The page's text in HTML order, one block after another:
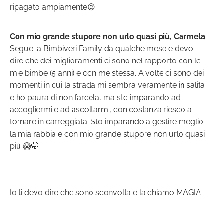
ripagato ampiamente😉
Con mio grande stupore non urlo quasi più, Carmela
Segue la Bimbiveri Family da qualche mese e devo
dire che dei miglioramenti ci sono nel rapporto con le
mie bimbe (5 anni) e con me stessa. A volte ci sono dei
momenti in cui la strada mi sembra veramente in salita
e ho paura di non farcela, ma sto imparando ad
accogliermi e ad ascoltarmi, con costanza riesco a
tornare in carreggiata. Sto imparando a gestire meglio
la mia rabbia e con mio grande stupore non urlo quasi
più 😱🤭
Io ti devo dire che sono sconvolta e la chiamo MAGIA